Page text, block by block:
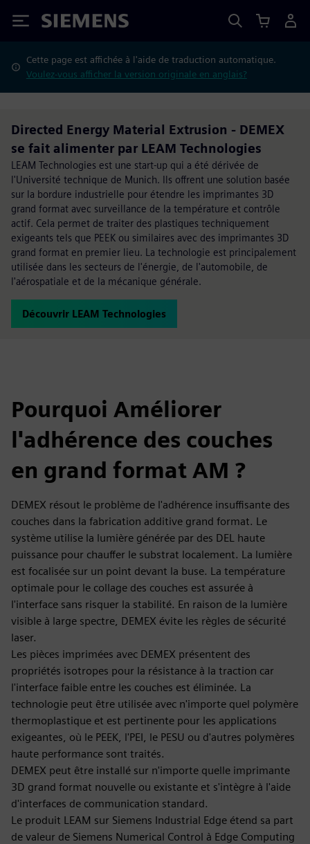
Siemens
Cette page est affichée à l'aide de traduction automatique.
Voulez-vous afficher la version originale en anglais?
Directed Energy Material Extrusion - DEMEX
se fait alimenter par LEAM Technologies
LEAM Technologies est une start-up qui a été dérivée de
l'Université technique de Munich. Ils offrent une solution basée
sur la bordure industrielle pour étendre les imprimantes 3D
grand format avec surveillance de la température et contrôle
actif. Cela permet de traiter des plastiques techniquement
exigeants tels que PEEK ou similaires avec des imprimantes 3D
grand format en premier lieu. La technologie est principalement
utilisée dans les secteurs de l'énergie, de l'automobile, de
l'aérospatiale et de la mécanique générale.
Découvrir LEAM Technologies
Pourquoi Améliorer
l'adhérence des couches
en grand format AM ?
DEMEX résout le problème de l'adhérence insuffisante des
couches dans la fabrication additive grand format. Le
système utilise la lumière générée par des DEL haute
puissance pour chauffer le substrat localement. La lumière
est focalisée sur un point devant la buse. La température
optimale pour le collage des couches est assurée à
l'interface sans risquer la stabilité. En raison de la lumière
visible à large spectre, DEMEX évite les règles de sécurité
laser.
Les pièces imprimées avec DEMEX présentent des
propriétés isotropes pour la résistance à la traction car
l'interface faible entre les couches est éliminée. La
technologie peut être utilisée avec n'importe quel polymère
thermoplastique et est pertinente pour les applications
exigeantes, où le PEEK, l'PEI, le PESU ou d'autres polymères
haute performance sont traités.
DEMEX peut être installé sur n'importe quelle imprimante
3D grand format nouvelle ou existante et s'intègre à l'aide
d'interfaces de communication standard.
Le produit LEAM sur Siemens Industrial Edge étend sa part
de valeur de Siemens Numerical Control à Edge Computing